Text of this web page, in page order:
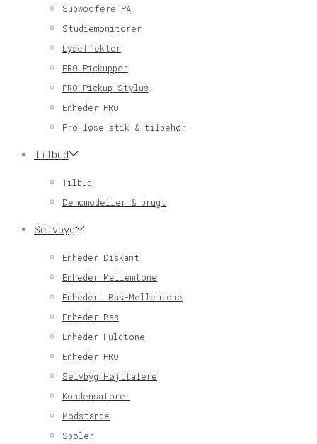
Subwoofere PA
Studiemonitorer
Lyseffekter
PRO Pickupper
PRO Pickup Stylus
Enheder PRO
Pro løse stik & tilbehør
Tilbud
Tilbud
Demomodeller & brugt
Selvbyg
Enheder Diskant
Enheder Mellemtone
Enheder: Bas-Mellemtone
Enheder Bas
Enheder Fuldtone
Enheder PRO
Selvbyg Højttalere
Kondensatorer
Modstande
Spoler